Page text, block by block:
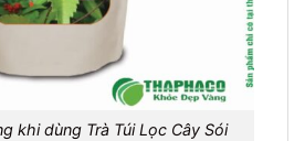
khi dùng Trà Túi Lọc Cây Sói